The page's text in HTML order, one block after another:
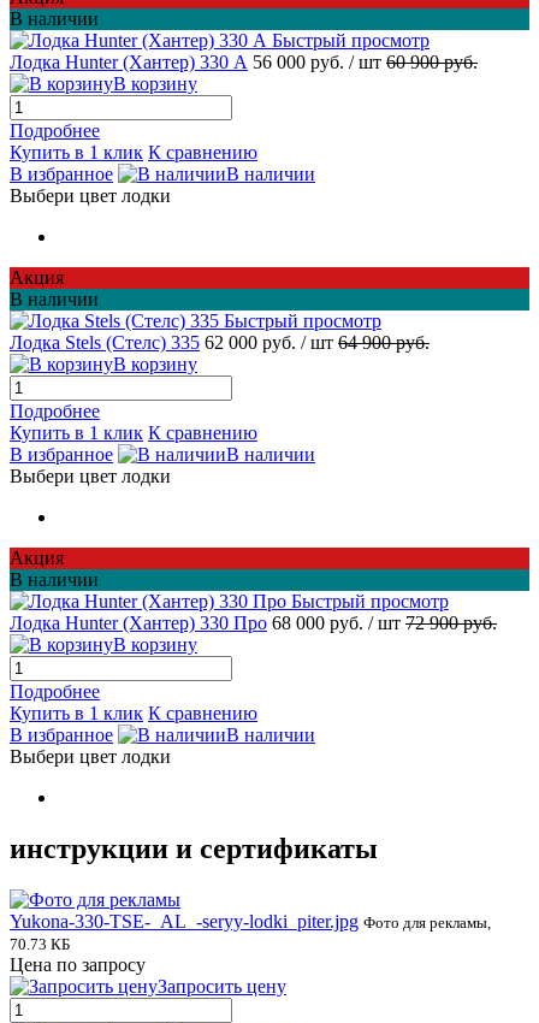
В наличии
Быстрый просмотр
Лодка Hunter (Хантер) 330 А 56 000 руб. / шт 60 900 руб.
В корзину
Подробнее
Купить в 1 клик К сравнению
В избранное
В наличии
Выбери цвет лодки
Акция
В наличии
Быстрый просмотр
Лодка Stels (Стелс) 335 62 000 руб. / шт 64 900 руб.
В корзину
Подробнее
Купить в 1 клик К сравнению
В избранное
В наличии
Выбери цвет лодки
Акция
В наличии
Быстрый просмотр
Лодка Hunter (Хантер) 330 Про 68 000 руб. / шт 72 900 руб.
В корзину
Подробнее
Купить в 1 клик К сравнению
В избранное
В наличии
Выбери цвет лодки
инструкции и сертификаты
Yukona-330-TSE-_AL_-seryy-lodki_piter.jpg Фото для рекламы,
70.73 КБ
Цена по запросу
Запросить цену